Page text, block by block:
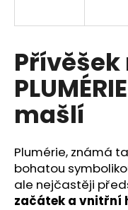
mašlí
Plumérie, známá
bohatou
ale nejčastěji
začátek a vnitřní
í
t
?